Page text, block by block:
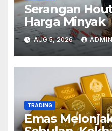
Serangan
Harga Minyak
AUG 5, 2026
TRADING
Emas